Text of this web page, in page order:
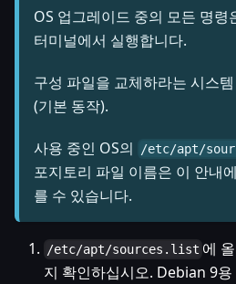
OS 업그레이드 중의 모든 명
터미널에서 실행합니다.
구성 파일을 교체하라는 시스
(기본 동작).
사용 중인 OS의 /etc/apt/
포지토리 파일 이름은 이 안내
를 수 있습니다.
/etc/apt/sources.list 에
지 확인하십시오. Debian 9